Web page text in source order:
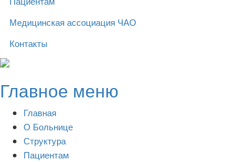
Медицинская ассоциация ЧАО
Контакты
Skip
content
Главное меню
Главная
О Больнице
Структура
Пациентам